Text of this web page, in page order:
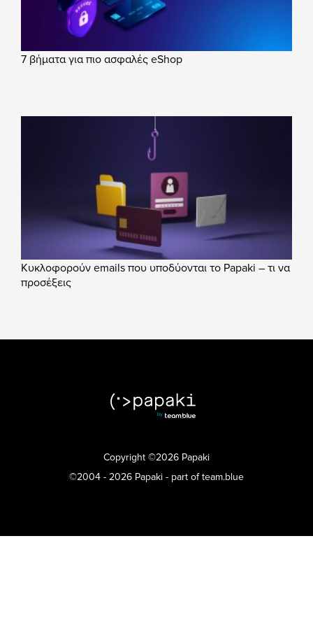
7 βήματα για πιο ασφαλές eShop
Κυκλοφορούν emails που υποδύονται το Papaki – τι να
προσέξεις
Copyright ©2026 Papaki
©2004 - 2026 Papaki - part of team.blue